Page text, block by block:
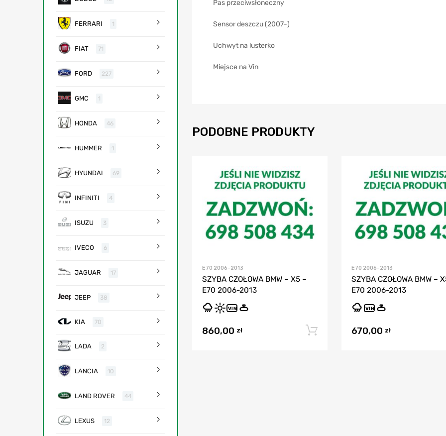
Pas przeciwsłoneczny
Sensor deszczu (2007-)
Uchwyt na lusterko
Miejsce na Vin
PODOBNE PRODUKTY
E70 2006-2013
SZYBA CZOŁOWA BMW – X5 –
E70 2006-2013
VIN
860,00 zł Dodaj do koszyka
E70 2006-2013
SZYBA CZOŁOWA BMW –
E70 2006-2013
VIN
670,00 zł
FERRARI 1
FIAT 71
FORD 227
GMC 1
HONDA 46
HUMMER 1
HYUNDAI 69
INFINITI 4
ISUZU 3
IVECO 6
JAGUAR 17
JEEP 38
KIA 70
LADA 2
LANCIA 10
LAND ROVER 44
LEXUS 12